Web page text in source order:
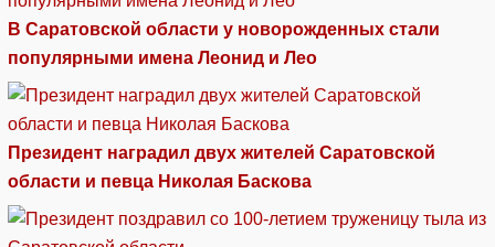
В Саратовской области у новорожденных стали
популярными имена Леонид и Лео
Президент наградил двух жителей Саратовской
области и певца Николая Баскова